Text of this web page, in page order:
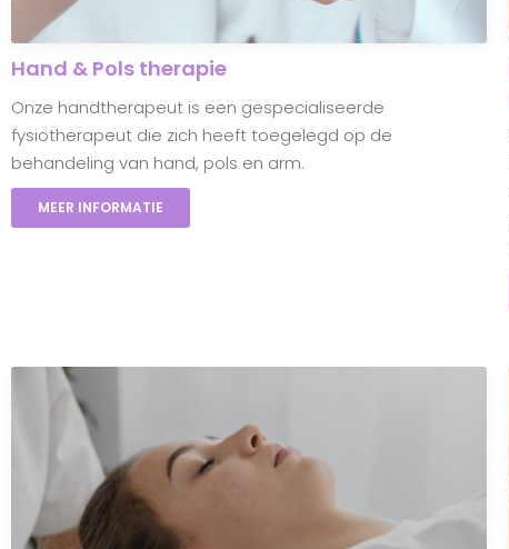
Hand & Pols therapie
Onze handtherapeut is een gespecialiseerde
fysiotherapeut die zich heeft toegelegd op de
behandeling van hand, pols en arm.
MEER INFORMATIE